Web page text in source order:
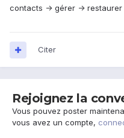
contacts -> gérer ->
Citer
Rejoignez la
Vous pouvez poster
vous avez un compte,